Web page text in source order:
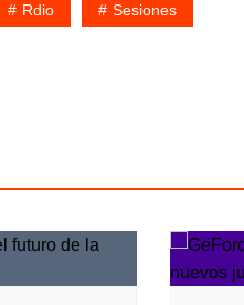
Rdio Sesiones